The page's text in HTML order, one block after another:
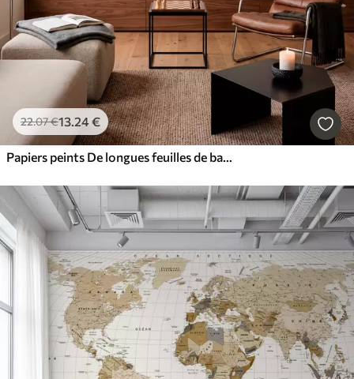
22.07€13.24€
Papiers peints De longues feuilles de bananier